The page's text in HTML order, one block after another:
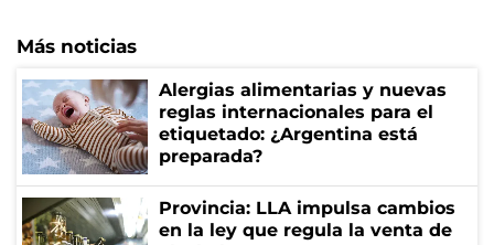
Más noticias
Alergias alimentarias y nuevas
reglas internacionales para el
etiquetado: ¿Argentina está
preparada?
Provincia: LLA impulsa cambios
en la ley que regula la venta de